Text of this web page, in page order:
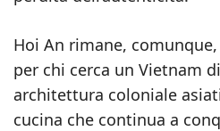
Hoi An rimane,
per chi cerca un Vietnam
architettura coloniale
cucina che continua a